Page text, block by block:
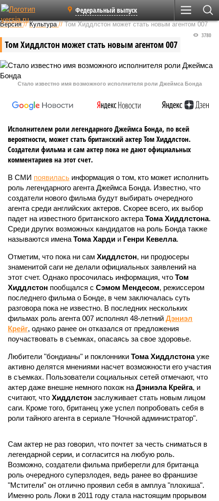
Федеральный выпуск
Версия //Культура //Том Хиддлстон может стать новым агентом 007
Том Хиддлстон может стать новым агентом 007
3780
Стало известно имя возможного исполнителя роли Джеймса Бонда
Исполнителем роли легендарного Джеймса Бонда, по всей
вероятности, может стать британский актер Том Хиддлстон.
Создатели фильма и сам актер пока не дают официальных
комментариев на этот счет.
В СМИ появилась информация о том, кто может исполнить
роль легендарного агента Джеймса Бонда. Известно, что
создатели нового фильма будут выбирать очередного
агента среди английских актеров. Скорее всего, их выбор
падет на известного британского актера Тома Хиддлстона.
Среди других возможных кандидатов на роль Бонда также
называются имена Тома Харди и Генри Кевелла.
Отметим, что пока ни сам Хиддлстон, ни продюсеры
знаменитой саги не делали официальных заявлений на
этот счет. Однако просочилась информация, что Том
Хиддлстон пообщался с Сэмом Мендесом, режиссером
последнего фильма о Бонде, в чем заключалась суть
разговора пока не известно. В последних нескольких
фильмах роль агента 007 исполнял 48-летний Дэниэл
Крейг, однако ранее он отказался от предложения
поучаствовать в съемках, опасаясь за свое здоровье.
Любители "бондианы" и поклонники Тома Хиддлстонауже
активно делятся мнениями насчет возможности его участия
в съемках. Пользователи социальных сетей отмечают, что
актер даже внешне немного похож на Дэниэла Крейга, и
считают, что Хиддлстон заслуживает стать новым лицом
саги. Кроме того, британец уже успел попробовать себя в
роли тайного агента в сериале "Ночной администратор".
Сам актер не раз говорил, что почтет за честь сниматься в
легендарной серии, и согласится на любую роль.
Возможно, создатели фильма приберегли для британца
роль очередного суперзлодея, ведь ранее во франшизе
"Мстители" он отлично проявил себя в амплуа "плохиша".
Именно роль Локи в 2011 году стала настоящим прорывом